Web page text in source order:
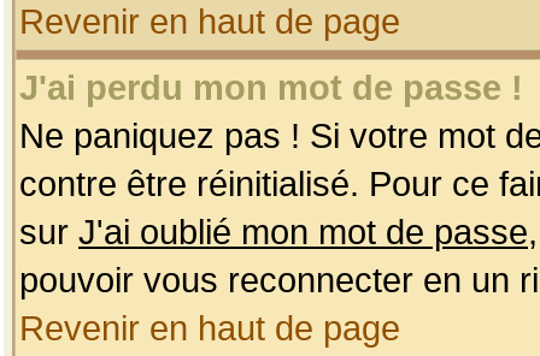
Revenir en haut de page
J'ai perdu mon mot de passe !
Ne paniquez pas ! Si votre mot
contre être réinitialisé. Pour ce
sur J'ai oublié mon mot de passe
pouvoir vous reconnecter en un
Revenir en haut de page